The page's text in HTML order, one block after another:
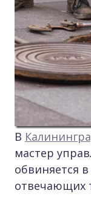
В
мастер
обвиняется
отвечающих